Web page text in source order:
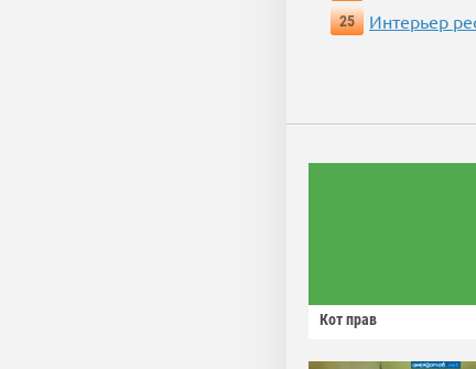
25
Интерьер
Кот прав